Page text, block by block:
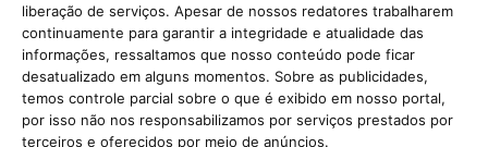
liberação de serviços. Apesar de nossos redatores trabalharem
continuamente para garantir a integridade e atualidade das
informações, ressaltamos que nosso conteúdo pode ficar
desatualizado em alguns momentos. Sobre as publicidades,
temos controle parcial sobre o que é exibido em nosso portal,
por isso não nos responsabilizamos por serviços prestados por
terceiros e oferecidos por meio de anúncios.